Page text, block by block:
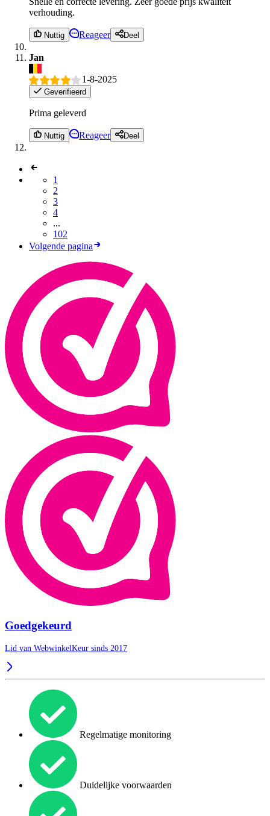
verhouding.
Nuttig Reageer Deel
Jan
1-8-2025
Geverifieerd
Prima geleverd
Nuttig Reageer Deel
1
2
3
4
...
102
Volgende pagina
Goedgekeurd
Lid van WebwinkelKeur sinds 2017
Regelmatige monitoring
Duidelijke voorwaarden